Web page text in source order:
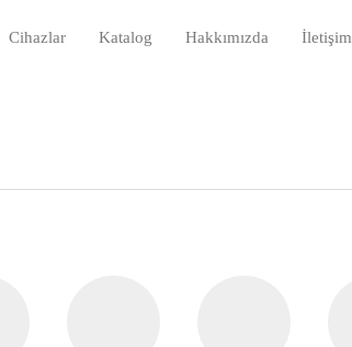
Cihazlar Katalog Hakkımızda İletişim